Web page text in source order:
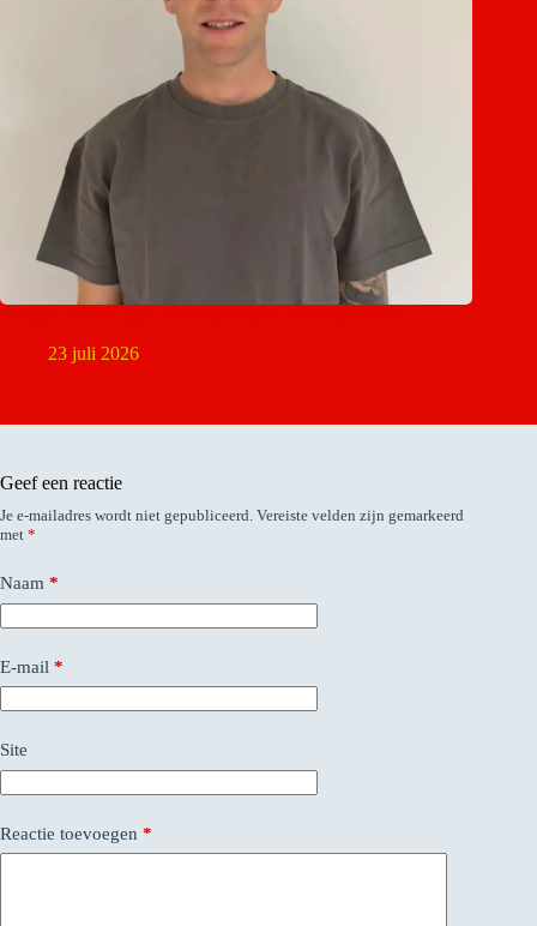
23 juli 2026
Geef een reactie
Je e-mailadres wordt niet gepubliceerd. Vereiste velden zijn gemarkeerd
met *
Naam *
E-mail *
Site
Reactie toevoegen *